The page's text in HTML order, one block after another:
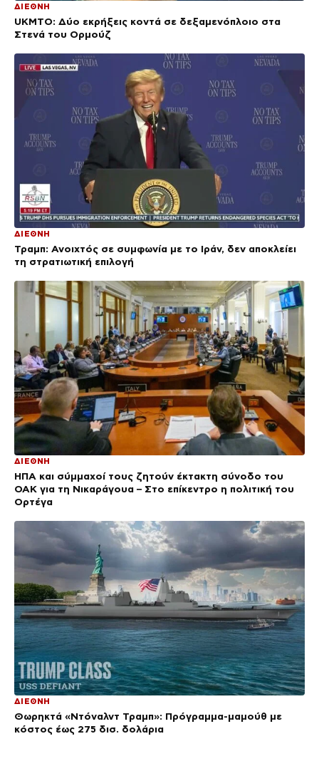
ΔΙΕΘΝΗ
UKMTO: Δύο εκρήξεις κοντά σε δεξαμενόπλοιο στα
Στενά του Ορμούζ
ΔΙΕΘΝΗ
Τραμπ: Ανοιχτός σε συμφωνία με το Ιράν, δεν αποκλείει
τη στρατιωτική επιλογή
ΔΙΕΘΝΗ
ΗΠΑ και σύμμαχοί τους ζητούν έκτακτη σύνοδο του
ΟΑΚ για τη Νικαράγουα – Στο επίκεντρο η πολιτική του
Ορτέγα
ΔΙΕΘΝΗ
Θωρηκτά «Ντόναλντ Τραμπ»: Πρόγραμμα-μαμούθ με
κόστος έως 275 δισ. δολάρια